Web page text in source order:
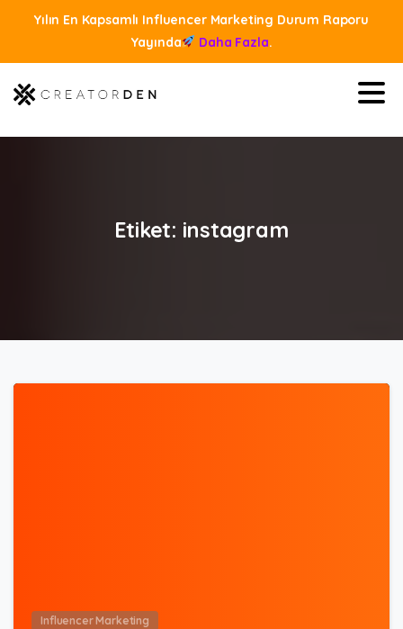
Yılın En Kapsamlı Influencer Marketing Durum Raporu
Yayında
Daha Fazla.
Etiket: instagram
Influencer Marketing